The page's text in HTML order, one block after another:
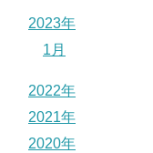
2023年
1月
2022年
2021年
2020年